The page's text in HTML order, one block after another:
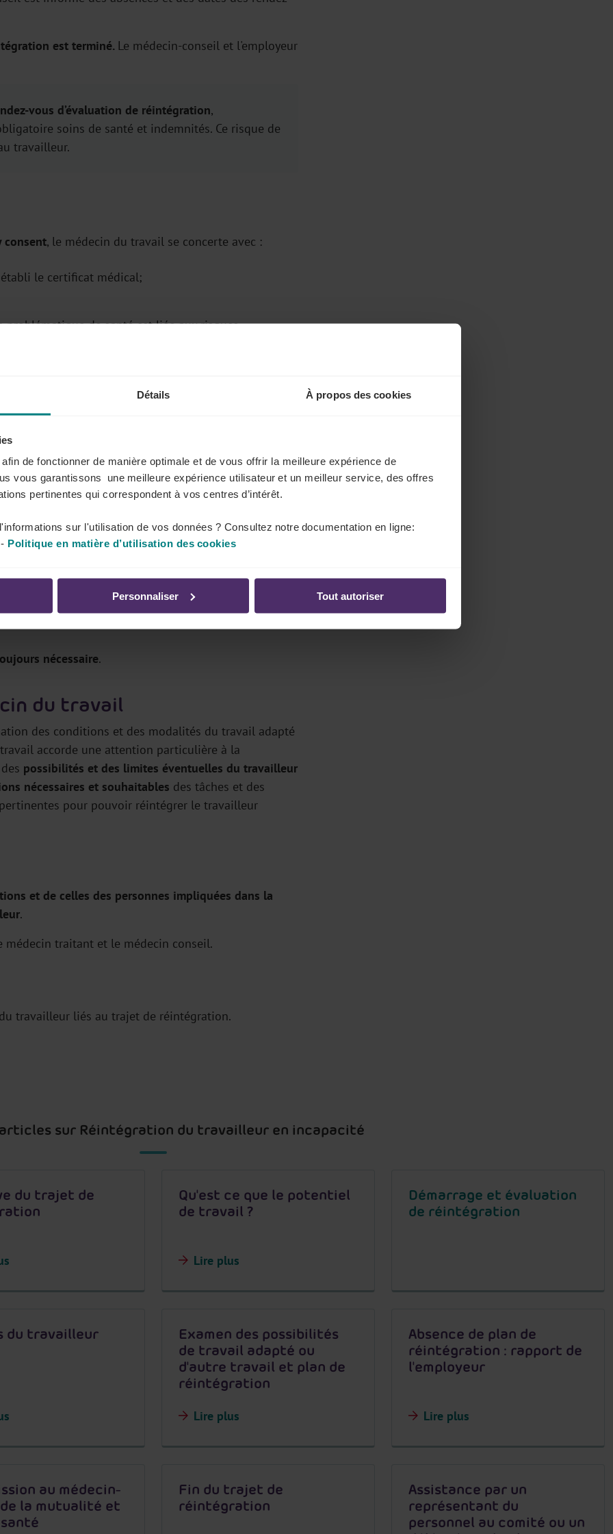
Détails À propos des cookies
de fonctionner de manière optimale et de vous offrir la meilleure expérience de
vous garantissons une meilleure expérience utilisateur et un meilleur service, des offres
pertinentes qui correspondent à vos centres d’intérêt.
sur l'utilisation de vos données ? Consultez notre documentation en ligne:
- Politique en matière d’utilisation des cookies
Personnaliser Tout autoriser
est terminé. Le médecin-conseil et l'employeur
vous d’évaluation de réintégration,
soins de santé et indemnités. Ce risque de
travailleur.
consent, le médecin du travail se concerte avec :
le certificat médical;
problématique de santé est liée aux risques
de la réintégration, comme le Coordinateur Retour
un expert (du travail) des services et
partenaires, notamment en ce qui concerne les
et/ou d'accompagnement;
promouvoir la recherche de possibilités concrètes de
de travail ou l'environnement de travail du
au travail ou à des troubles
par un conseiller en prévention possédant
nécessaire.
du travail
des conditions et des modalités du travail adapté
accorde une attention particulière à la
possibilités et des limites éventuelles du travailleur
nécessaires et souhaitables des tâches et des
pour pouvoir réintégrer le travailleur
et de celles des personnes impliquées dans la
.
médecin traitant et le médecin conseil.
travailleur liés au trajet de réintégration.
articles sur Réintégration du travailleur en incapacité
du trajet de
Qu'est ce que le potentiel
de travail ?
Lire plus
Démarrage et évaluation
de réintégration
du travailleur
Examen des possibilités
de travail adapté ou
d'autre travail et plan de
réintégration
Lire plus
Absence de plan de
réintégration : rapport de
l'employeur
Lire plus
au médecin-
la mutualité et
Fin du trajet de
réintégration
Assistance par un
représentant du
personnel au comité ou un